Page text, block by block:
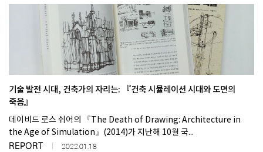
기술 발전 시대, 건축가의 자리는: 『건축 시뮬레이션 시대와 도면의
죽음』
데이비드 로스 쉬어의 『The Death of Drawing: Architecture in
the Age of Simulation』(2014)가 지난해 10월 국...
REPORT 2022.01.18